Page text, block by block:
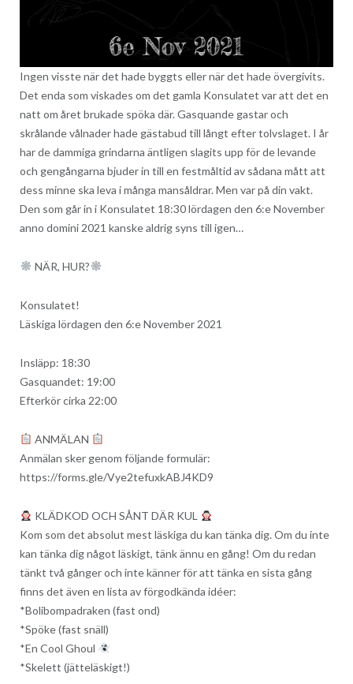
Ingen visste när det hade byggts eller när det hade övergivits.
Det enda som viskades om det gamla Konsulatet var att det en
natt om året brukade spöka där. Gasquande gastar och
skrålande vålnader hade gästabud till långt efter tolvslaget. I år
har de dammiga grindarna äntligen slagits upp för de levande
och gengångarna bjuder in till en festmåltid av sådana mått att
dess minne ska leva i många mansåldrar. Men var på din vakt.
Den som går in i Konsulatet 18:30 lördagen den 6:e November
anno domini 2021 kanske aldrig syns till igen…
NÄR, HUR?
Konsulatet!
Läskiga lördagen den 6:e November 2021
Insläpp: 18:30
Gasquandet: 19:00
Efterkör cirka 22:00
ANMÄLAN
Anmälan sker genom följande formulär:
https://forms.gle/Vye2tefuxkABJ4KD9
KLÄDKOD OCH SÅNT DÄR KUL
Kom som det absolut mest läskiga du kan tänka dig. Om du inte
kan tänka dig något läskigt, tänk ännu en gång! Om du redan
tänkt två gånger och inte känner för att tänka en sista gång
finns det även en lista av förgodkända idéer:
*Bolibompadraken (fast ond)
*Spöke (fast snäll)
*En Cool Ghoul
*Skelett (jätteläskigt!)